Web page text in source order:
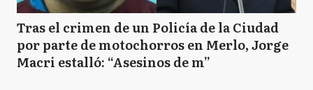
Tras el crimen de un Policía de la Ciudad
por parte de motochorros en Merlo, Jorge
Macri estalló: “Asesinos de m”